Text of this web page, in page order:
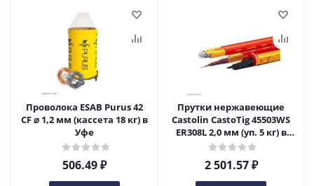
Проволока ESAB Purus 42
CF ⌀ 1,2 мм (кассета 18 кг) в
Уфе
506.49₽
Прутки нержавеющие
Castolin CastoTig 45503WS
ER308L 2,0 мм (уп. 5 кг) в
Уфе
2 501.57₽